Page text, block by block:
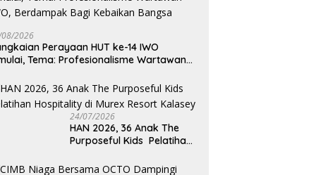
2026
Perayaan HUT ke-14 IWO
Tema: Profesionalisme Wartawan
24/07/2026
HAN 2026, 36 Anak The
Purposeful Kids Pelatihan
Kalasey